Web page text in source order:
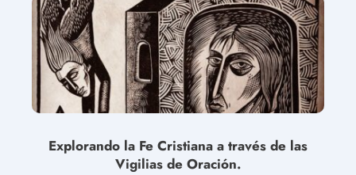
Explorando la Fe Cristiana a través de las
Vigilias de Oración.